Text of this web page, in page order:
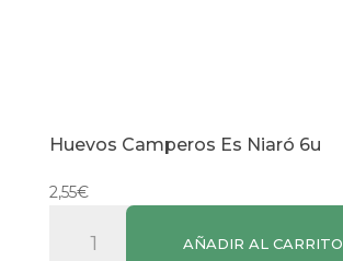
Huevos Camperos Es Niaró 6u
2,55€
Camperos
AÑADIR AL CARRITO